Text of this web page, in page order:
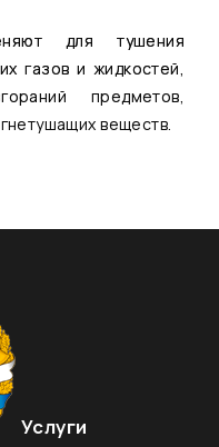
для тушения
газов и жидкостей,
предметов,
веществ.
Услуги